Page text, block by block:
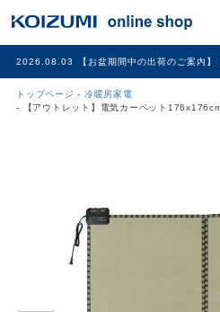
2026.08.03 【お盆期間中の出荷のご案内
トップページ
冷暖房家電
【アウトレット】電気カーペット
WEB限定品
調理家電
冷暖房家電